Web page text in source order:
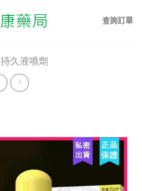
查詢訂單
持久液噴劑